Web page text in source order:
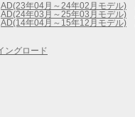
AD(23年04月～24年02月モデル)
AD(24年03月～25年03月モデル)
AD(14年04月～15年12月モデル)
ングロード